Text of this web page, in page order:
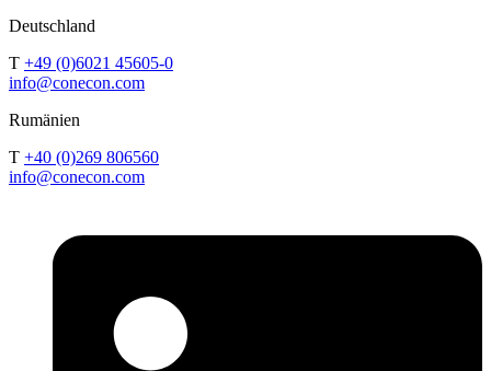
Deutschland
T +49 (0)6021 45605-0
info@conecon.com
Rumänien
T +40 (0)269 806560
info@conecon.com